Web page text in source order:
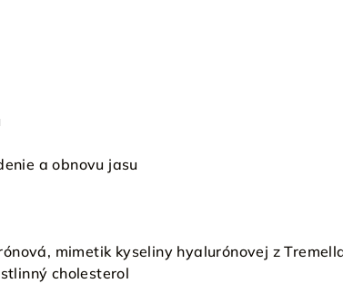
a obnovu jasu
mimetik kyseliny hyalurónovej z
cholesterol